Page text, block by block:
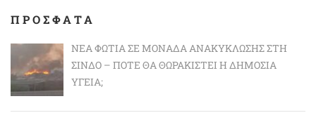
ΠΡΟΣΦΑΤΑ
ΝΈΑ ΦΩΤΙΆ ΣΕ ΜΟΝΆΔΑ ΑΝΑΚΎΚΛΩΣΗΣ ΣΤΗ
ΣΊΝΔΟ – ΠΌΤΕ ΘΑ ΘΩΡΑΚΙΣΤΕΊ Η ΔΗΜΌΣΙΑ
ΥΓΕΊΑ;